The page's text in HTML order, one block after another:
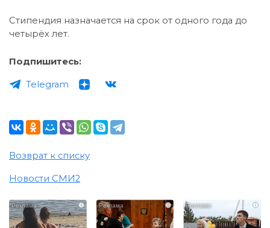
Стипендия назначается на срок от одного года до
четырёх лет.
Подпишитесь:
Telegram
Возврат к списку
Новости СМИ2
i i i